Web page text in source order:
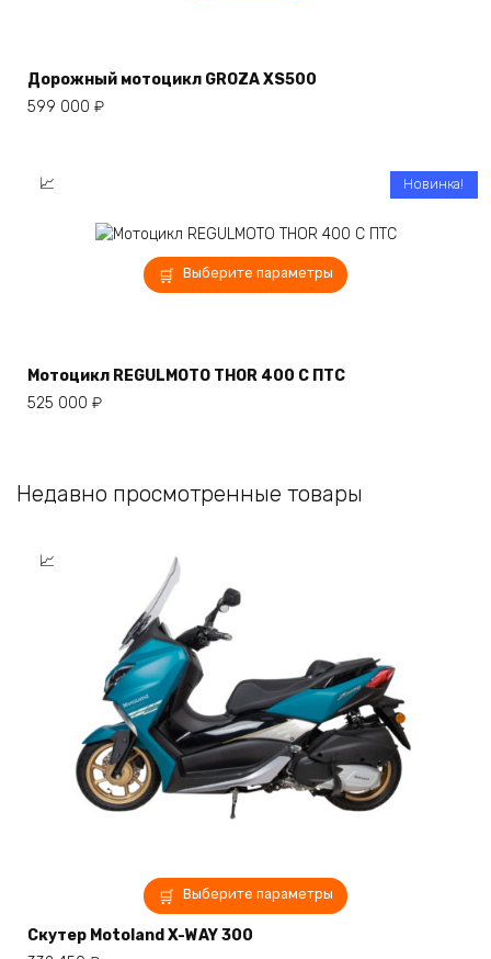
Дорожный мотоцикл GROZA XS500
599 000 ₽
Выберите параметры
Этот
товар
Опции
товара.
Новинка!
Мотоцикл REGULMOTO THOR 400 С ПТС
525 000 ₽
Недавно просмотренные товары
Выберите параметры
Этот
товар
имеет
Скутер Motoland X-WAY 300